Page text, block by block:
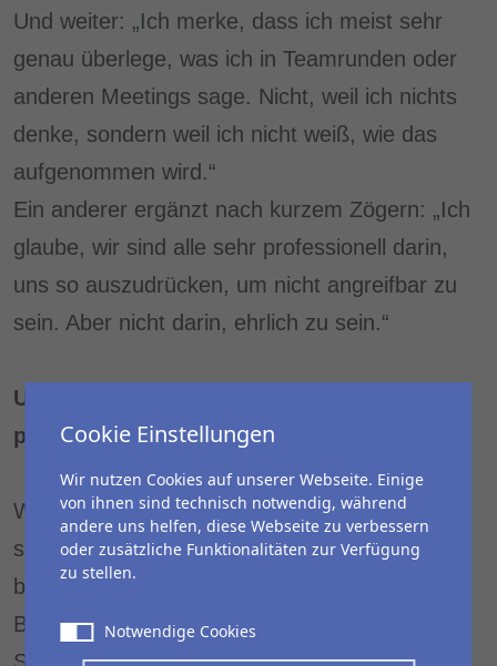
Und weiter: „Ich merke, dass ich meist sehr
genau überlege, was ich in Teamrunden oder
anderen Meetings sage. Nicht, weil ich nichts
denke, sondern weil ich nicht weiß, wie das
aufgenommen wird.“
Ein anderer ergänzt nach kurzem Zögern: „Ich
glaube, wir sind alle sehr professionell darin,
uns so auszudrücken, um nicht angreifbar zu
sein. Aber nicht darin, ehrlich zu sein.“
Und genau hier wird fehlende
psychologische Sicherheit sichtbar.
Wir sehen, die Menschen sind reflektiert, sie
sind engagiert. Aber sie regulieren und
bremsen sich permanent selbst. Nicht aus
Bosheit. Nicht aus Desinteresse. Sondern aus
Cookie Einstellungen
Wir nutzen Cookies auf unserer Webseite. Einige
von ihnen sind technisch notwendig, während
andere uns helfen, diese Webseite zu verbessern
oder zusätzliche Funktionalitäten zur Verfügung
zu stellen.
Notwendige Cookies